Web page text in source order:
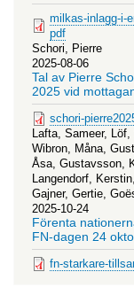
milkas-inlagg-i-
pdf
Schori, Pierre
2025-08-06
Tal av Pierre
2025 vid
schori-
Lafta, Sameer,
Wibron, Måna,
Åsa, Gustavsson,
Langendorf,
Gajner, Gertie,
2025-10-24
Förenta
FN-dagen 24
fn-starkare-